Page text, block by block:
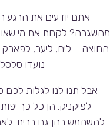
אתם יודעים את
מהשגרה? לקחת את מי
החוצה – לים, ליער, לפארק
נועדו
אבל תנו לנו לגלות
לפיקניק. הן כל כך
להשתמש בהן גם בבית.